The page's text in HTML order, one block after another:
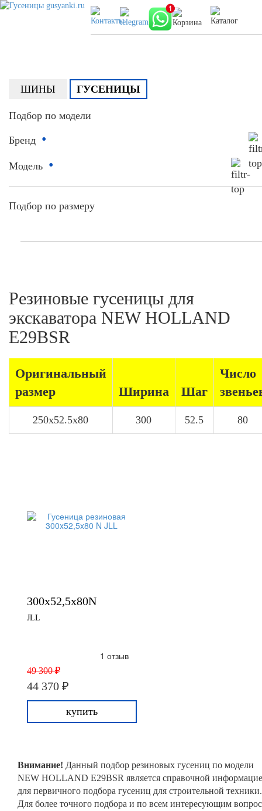
ШИНЫ ГУСЕНИЦЫ
Подбор по модели
Бренд •
Модель •
Подбор по размеру
Резиновые гусеницы для
экскаватора NEW HOLLAND
E29BSR
Оригинальный
размер
Ширина Шаг
Число
250x52.5x80 300 52.5 80
300x52,5x80N
JLL
1 отзыв
49 300 ₽
44 370 ₽
купить
Внимание! Данный подбор резиновых гусениц по модели
NEW HOLLAND E29BSR является справочной
для первичного подбора гусениц для строительной техники.
Для более точного подбора и по всем интересующим